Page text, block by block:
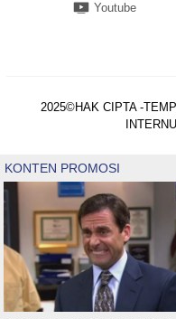
Youtube
2025©HAK CIPTA -